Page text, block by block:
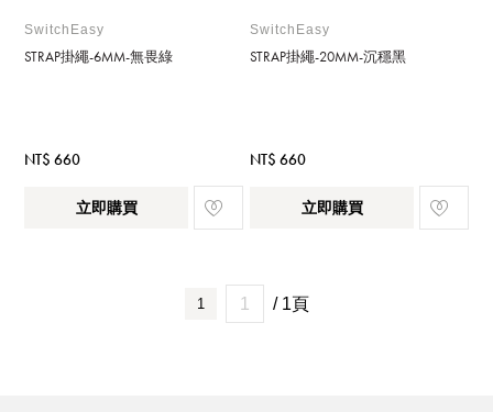
SwitchEasy
STRAP掛繩-6MM-無畏綠
NT$ 660
立即購買
SwitchEasy
STRAP掛繩-20MM-沉穩黑
NT$ 660
立即購買
1 / 1頁